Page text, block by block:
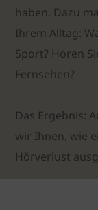
haben. Dazu
Ihrem Alltag:
Sport? Hören
Fernsehen?
Das Ergebnis:
wir Ihnen, wie
Hörverlust